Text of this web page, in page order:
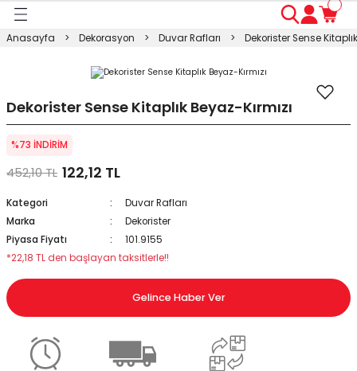
Masası
Dolabı
Anasayfa Dekorasyon Duvar Rafları Dekorister Sense
Dekorister Sense Kitaplık Beyaz-Kırmızı
%73 İNDİRİM
452,10 TL 122,12 TL
Kategori
Duvar Rafları
Marka
Dekorister
Piyasa Fiyatı
101.9155
*22,18 TL den başlayan taksitlerle!!
Gelince Haber Ver